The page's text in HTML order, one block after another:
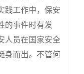
践工作中，保安
的事件时有发
人员在国家安全
身而出。不管何